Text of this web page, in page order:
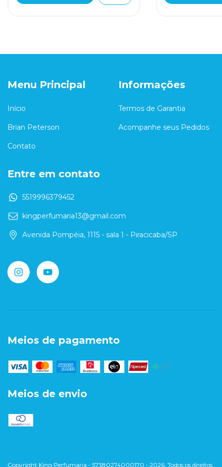
Menu Principal
Início
Brian Peterson
Contato
Informações
Termos de Garantia
Acompanhe seus Pedidos
Entre em contato
5519996379452
kingperfumaria13@gmail.com
Avenida Pompéia, 1115 - sala 1 - Piracicaba/SP
Meios de pagamento
Meios de envio
Copyright King Perfumaria - 57380274000170 - 2026. Todos os direitos